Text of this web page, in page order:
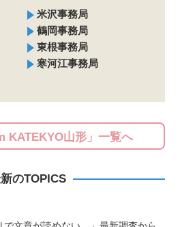
米沢事務局
鶴岡事務局
東根事務局
寒河江事務局
KATEKYO山形」一覧へ
のTOPICS